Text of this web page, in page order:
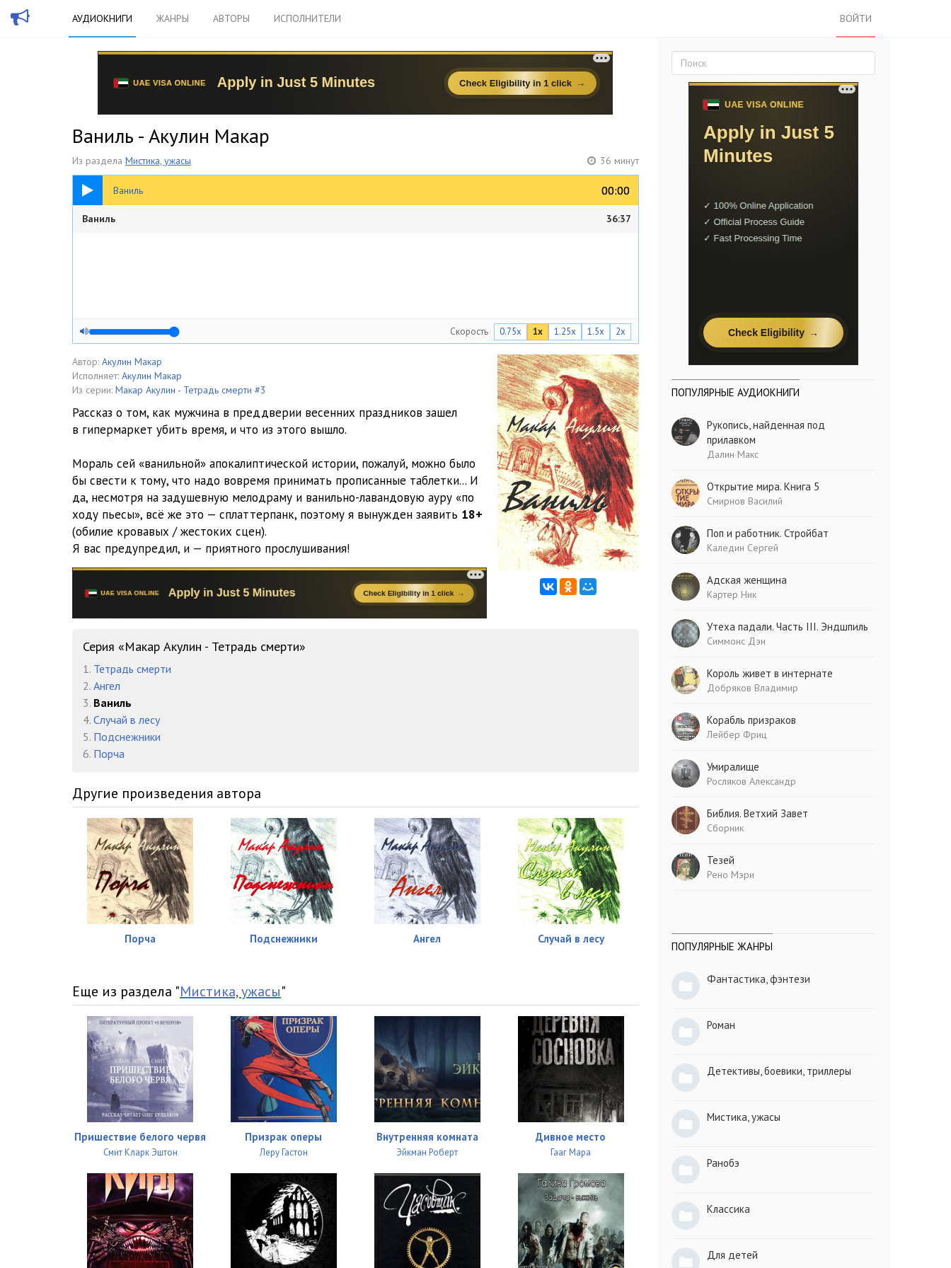
АУДИОКНИГИ ЖАНРЫ АВТОРЫ ИСПОЛНИТЕЛИ ВОЙТИ
Ваниль - Акулин Макар
Из раздела Мистика, ужасы 36 минут
Ваниль 00:00
00:00
36:37
Ваниль 36:37
Скорость 0.75x 1x 1.25x 1.5x 2x
Автор: Акулин Макар
Исполняет: Акулин Макар
Из серии: Макар Акулин - Тетрадь смерти #3
Рассказ о том, как мужчина в преддверии весенних праздников зашел
в гипермаркет убить время, и что из этого вышло.
Мораль сей «ванильной» апокалиптической истории, пожалуй, можно было
бы свести к тому, что надо вовремя принимать прописанные таблетки... И
да, несмотря на задушевную мелодраму и ванильно-лавандовую ауру «по
ходу пьесы», всё же это — сплаттерпанк, поэтому я вынужден заявить 18+
(обилие кровавых / жестоких сцен).
Я вас предупредил, и — приятного прослушивания!
Серия «Макар Акулин - Тетрадь смерти»
1. Тетрадь смерти
2. Ангел
3. Ваниль
4. Случай в лесу
5. Подснежники
6. Порча
Другие произведения автора
Порча Подснежники Ангел Случай в лесу
Еще из раздела "Мистика, ужасы"
Пришествие белого червя
Смит Кларк Эштон
Призрак оперы
Леру Гастон
Внутренняя комната
Эйкман Роберт
Дивное место
Гааг Мара
ПОПУЛЯРНЫЕ АУДИОКНИГИ
Рукопись, найденная под
прилавком
Далин Макс
Открытие мира. Книга 5
Смирнов Василий
Поп и работник. Стройбат
Каледин Сергей
Адская женщина
Картер Ник
Утеха падали. Часть III. Эндшпиль
Симмонс Дэн
Король живет в интернате
Добряков Владимир
Корабль призраков
Лейбер Фриц
Умиралище
Росляков Александр
Библия. Ветхий Завет
Сборник
Тезей
Рено Мэри
ПОПУЛЯРНЫЕ ЖАНРЫ
Фантастика, фэнтези
Роман
Детективы, боевики, триллеры
Мистика, ужасы
Ранобэ
Классика
Для детей